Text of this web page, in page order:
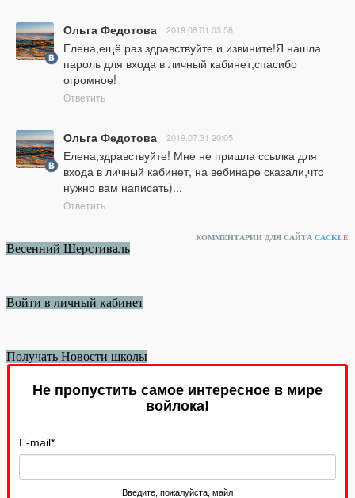
Ольга Федотова 2019.08.01 03:58
Елена,ещё раз здравствуйте и извините!Я нашла
пароль для входа в личный кабинет,спасибо
огромное!
Ответить
Ольга Федотова 2019.07.31 20:05
Елена,здравствуйте! Мне не пришла ссылка для
входа в личный кабинет, на вебинаре сказали,что
нужно вам написать)...
Ответить
КОММЕНТАРИИ ДЛЯ САЙТА CACKLE
Весенний Шерстиваль
Войти в личный кабинет
Получать Новости школы
Не пропустить самое интересное в мире
войлока!
E-mail*
Введите, пожалуйста, майл